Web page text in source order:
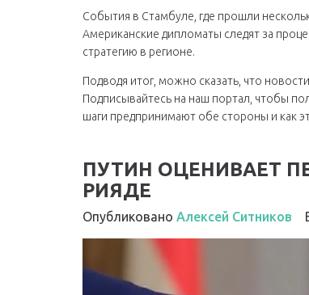
События в Стамбуле, где прошли
Американские дипломаты следят за
стратегию в регионе.
Подводя итог, можно сказать, что
Подписывайтесь на наш портал, чтобы
шаги предпринимают обе стороны и как
ПУТИН ОЦЕНИВАЕТ
РИЯДЕ
Опубликовано Алексей Ситников